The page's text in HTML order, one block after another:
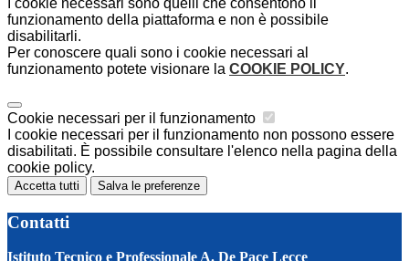
I cookie necessari sono quelli che consentono il
funzionamento della piattaforma e non è possibile
disabilitarli.
Per conoscere quali sono i cookie necessari al
funzionamento potete visionare la COOKIE POLICY.
Cookie necessari per il funzionamento
I cookie necessari per il funzionamento non possono essere
disabilitati. È possibile consultare l'elenco nella pagina della
cookie policy.
Accetta tutti Salva le preferenze
Contatti
Istituto Tecnico e Professionale A. De Pace Lecce